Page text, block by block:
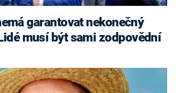
musí být sami zodpovědní